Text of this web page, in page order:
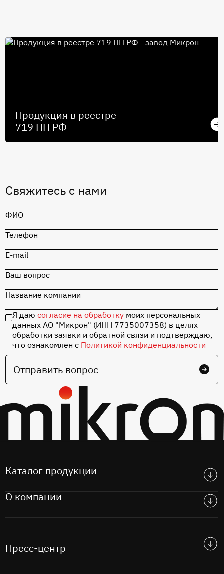
Продукция в реестре
719 ПП РФ
Свяжитесь с нами
ФИО
Телефон
E-mail
Ваш вопрос
Название компании
Я даюсогласие на обработку моих персональных
данных АО "Микрон" (ИНН 7735007358) в целях
обработки заявки и обратной связи и подтверждаю,
что ознакомлен с Политикой конфиденциальности
Отправить вопрос
Каталог продукции
О компании
Пресс-центр